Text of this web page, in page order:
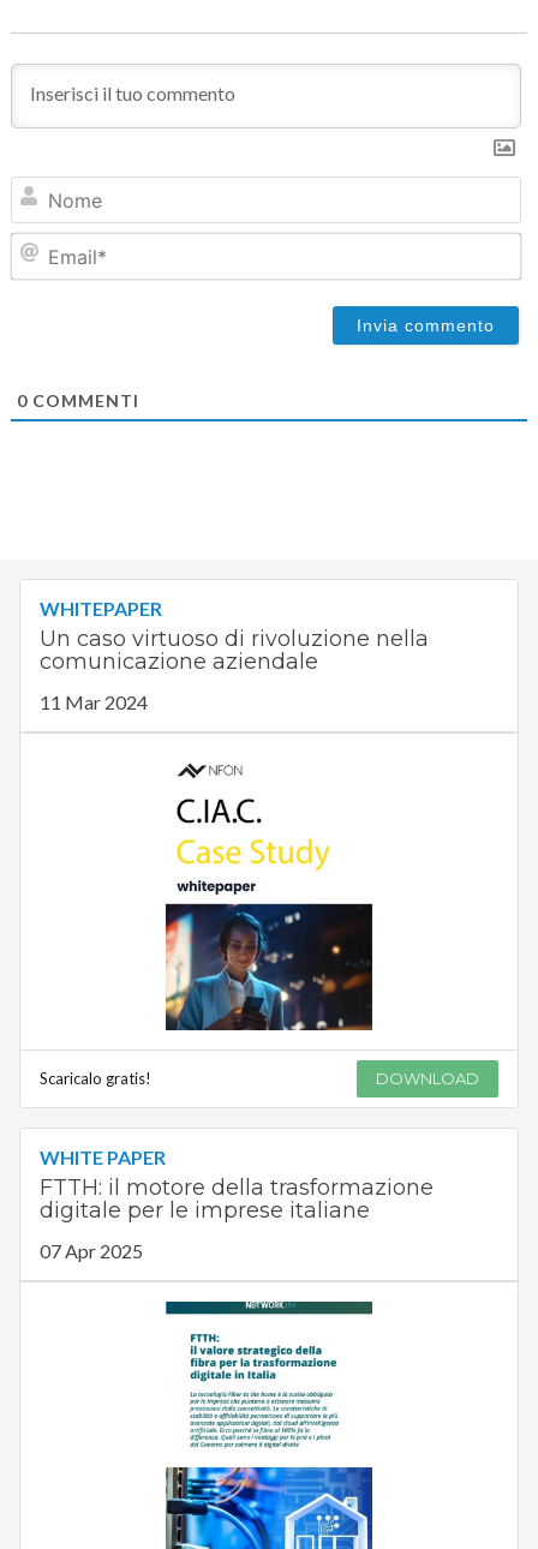
0COMMENTI
WHITEPAPER
Un caso virtuoso di rivoluzione nella
comunicazione aziendale
11 Mar 2024
Scaricalo gratis! DOWNLOAD
WHITE PAPER
FTTH: il motore della trasformazione
digitale per le imprese italiane
07 Apr 2025